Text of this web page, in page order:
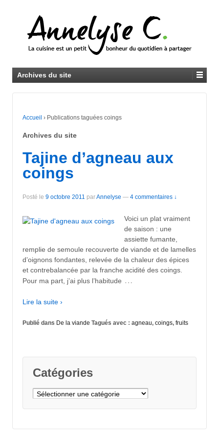
Archives du site
Accueil › Publications taguées coings
Archives du site
Tajine d’agneau aux
coings
Posté le 9 octobre 2011 parAnnelyse — 4 commentaires ↓
Voici un plat vraiment
de saison : une
assiette fumante,
remplie de semoule recouverte de viande et de lamelles
d’oignons fondantes, relevée de la chaleur des épices
et contrebalancée par la franche acidité des coings.
Pour ma part, j’ai plus l’habitude …
Lire la suite ›
Publié dans De la viande Tagués avec : agneau, coings, fruits
Catégories
Catégories